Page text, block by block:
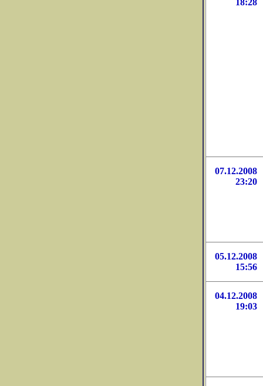
18:28
07.12.2008
23:20
05.12.2008
15:56
04.12.2008
19:03